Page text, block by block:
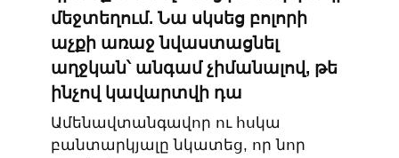
մեջտեղում. Նա սկսեց բոլորի
աչքի առաջ նվաստացնել
աղջկան՝ անգամ չիմանալով, թե
ինչով կավարտվի դա
Ամենավտանգավոր ու հսկա
բանտարկյալը նկատեց, որ նոր